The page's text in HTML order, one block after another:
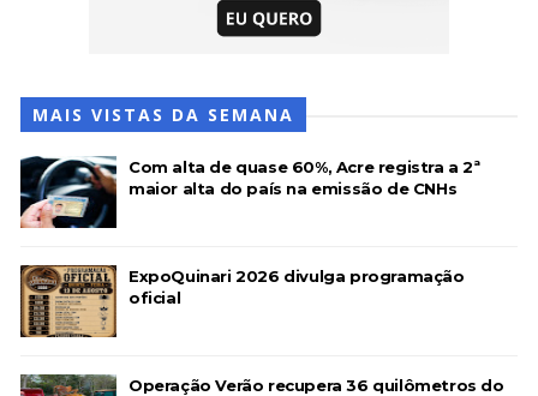
MAIS VISTAS DA SEMANA
Com alta de quase 60%, Acre registra a 2ª
maior alta do país na emissão de CNHs
ExpoQuinari 2026 divulga programação
oficial
Operação Verão recupera 36 quilômetros do